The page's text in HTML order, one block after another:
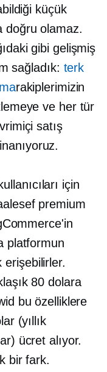
küçük
doğru olamaz.
gibi gelişmiş
sağladık: terk
rakiplerimizin
ve her tür
satış
için
premium
platformun
80 dolara
bu özelliklere
(yıllık
ücret alıyor.
bir fark.